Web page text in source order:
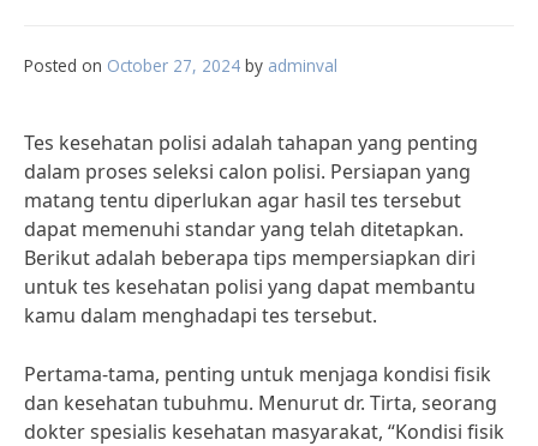
Posted on October 27, 2024 by adminval
Tes kesehatan polisi adalah tahapan yang penting
dalam proses seleksi calon polisi. Persiapan yang
matang tentu diperlukan agar hasil tes tersebut
dapat memenuhi standar yang telah ditetapkan.
Berikut adalah beberapa tips mempersiapkan diri
untuk tes kesehatan polisi yang dapat membantu
kamu dalam menghadapi tes tersebut.
Pertama-tama, penting untuk menjaga kondisi fisik
dan kesehatan tubuhmu. Menurut dr. Tirta, seorang
dokter spesialis kesehatan masyarakat, “Kondisi fisik